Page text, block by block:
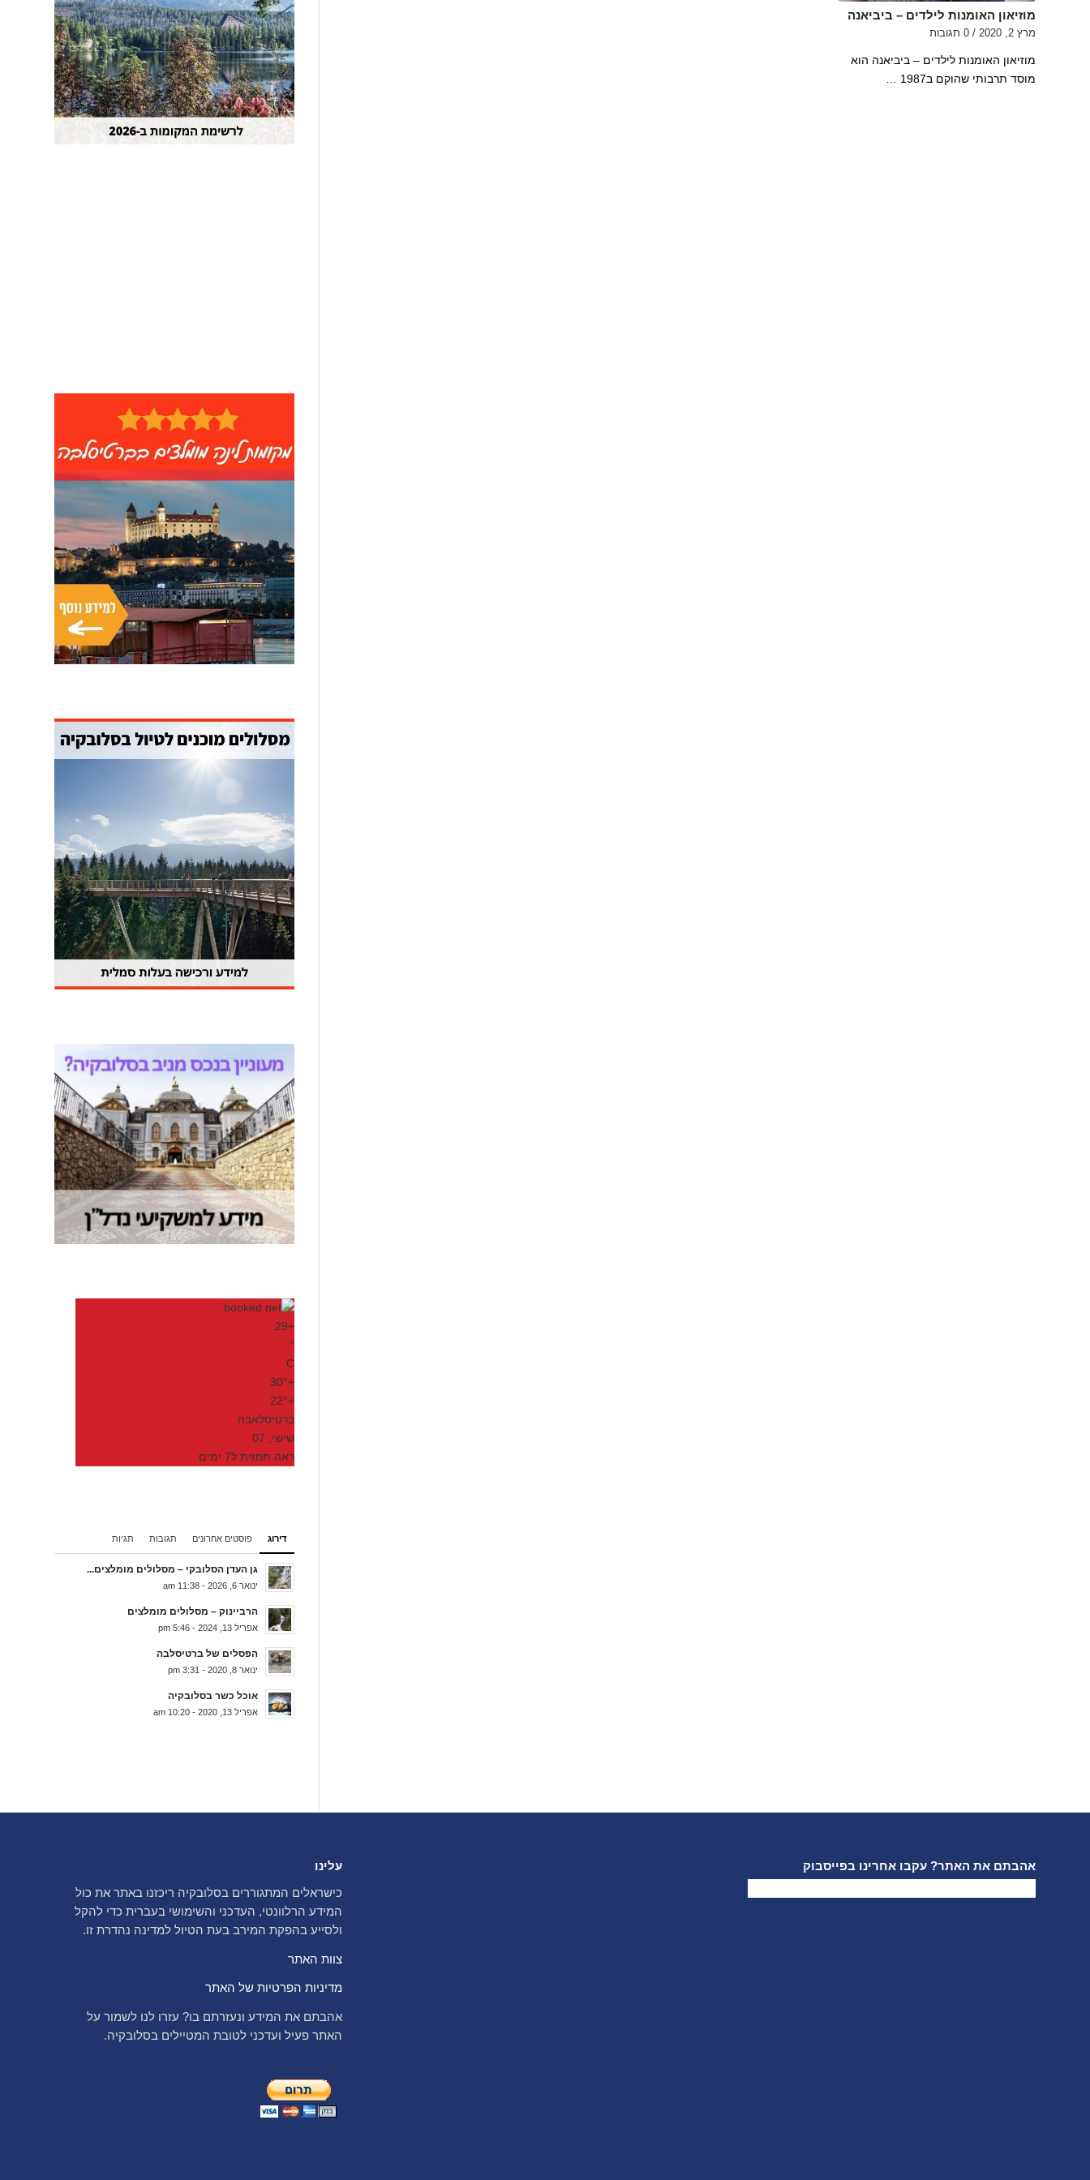
מוזיאון האומנות לילדים – ביביאנה
מרץ 2, 2020 / 0 תגובות
מוזיאון האומנות לילדים – ביביאנה הוא
מוסד תרבותי שהוקם ב1987 …
+
29
°
C
+
30°
+
22°
ברטיסלאבה
שישי, 07
ראה תחזית ל7 ימים
דירוג פוסטים אחרונים תגובות תגיות
גן העדן הסלובקי – מסלולים מומלצים...
ינואר 6, 2026 - 11:38 am
הרביינוק – מסלולים מומלצים
אפריל 13, 2024 - 5:46 pm
הפסלים של ברטיסלבה
ינואר 8, 2020 - 3:31 pm
אוכל כשר בסלובקיה
אפריל 13, 2020 - 10:20 am
אהבתם את האתר? עקבו אחרינו בפייסבוק
עלינו
כישראלים המתגוררים בסלובקיה ריכזנו באתר את כול
המידע הרלוונטי, העדכני והשימושי בעברית כדי להקל
ולסייע בהפקת המירב בעת הטיול למדינה נהדרת זו.
צוות האתר
מדיניות הפרטיות של האתר
אהבתם את המידע ונעזרתם בו? עזרו לנו לשמור על
האתר פעיל ועדכני לטובת המטיילים בסלובקיה.